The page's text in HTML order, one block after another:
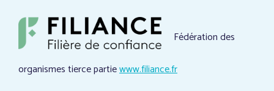
Fédération des
organismes tierce partiewww.filiance.fr